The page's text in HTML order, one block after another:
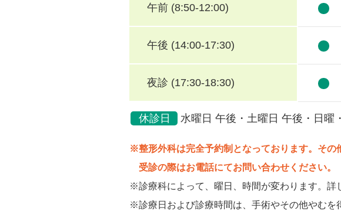
午前 (8:50-12:00)
午後 (14:00-17:30)
夜診 (17:30-18:30)
休診日 水曜日 午後・土曜日 午後・日曜
整形外科は完全予約制となっております。その
受診の際はお電話にてお問い合わせください。
診療科によって、曜日、時間が変わります。詳
診療日および診療時間は、手術やその他やむを